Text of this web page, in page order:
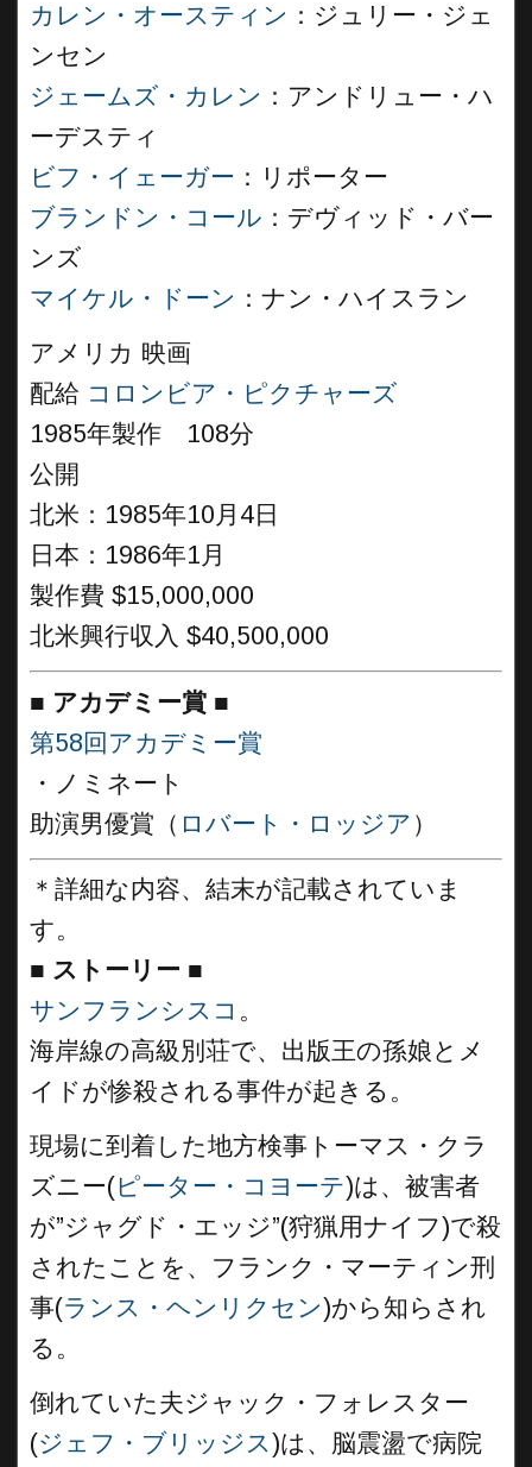
カレン・オースティン ：ジュリー・ジェ
ンセン
ジェームズ・カレン ：アンドリュー・ハ
ーデスティ
ビフ・イェーガー ：リポーター
ブランドン・コール ：デヴィッド・バー
ンズ
マイケル・ドーン ：ナン・ハイスラン
アメリカ 映画
配給 コロンビア・ピクチャーズ
1985年製作 108分
公開
北米：1985年10月4日
日本：1986年1月
製作費 $15,000,000
北米興行収入 $40,500,000
■ アカデミー賞 ■
第58回アカデミー賞
・ノミネート
助演男優賞（ ロバート・ロッジア ）
＊詳細な内容、結末が記載されていま
す。
■ ストーリー ■
サンフランシスコ 。
海岸線の高級別荘で、出版王の孫娘とメ
イドが惨殺される事件が起きる。
現場に到着した地方検事トーマス・クラ
ズニー(ピーター・コヨーテ)は、被害者
が”ジャグド・エッジ”(狩猟用ナイフ)で殺
されたことを、フランク・マーティン刑
事(ランス・ヘンリクセン)から知らされ
る。
倒れていた夫ジャック・フォレスター
(ジェフ・ブリッジス)は、脳震盪で病院